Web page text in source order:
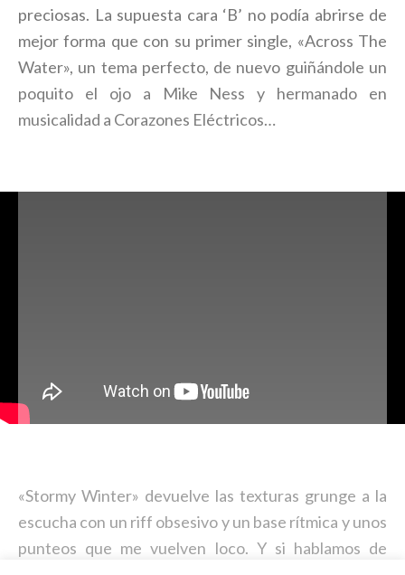
preciosas. La supuesta cara ‘B’ no podía abrirse de
mejor forma que con su primer single, «Across The
Water», un tema perfecto, de nuevo guiñándole un
poquito el ojo a Mike Ness y hermanado en
musicalidad a Corazones Eléctricos…
«Stormy Winter» devuelve las texturas grunge a la
escucha con un riff obsesivo y un base rítmica y unos
punteos que me vuelven loco. Y si hablamos de